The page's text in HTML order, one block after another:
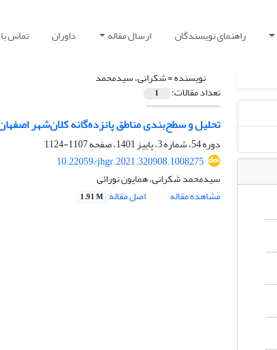
راهنمای نویسندگان ارسال مقاله داوران تماس
نویسنده =شکرانی، سیدمحمد
تعداد مقالات: 1
تحلیل و سطح‌بندی مناطق پانزده‌گانه کلان‌شهر
دوره 54، شماره 3، پاییز 1401، صفحه
1107-1124
10.22059/jhgr.2021.320908.1008275
سیدمحمد شکرانی، همایون نورائی
مشاهده مقاله
اصل مقاله 1.91 M